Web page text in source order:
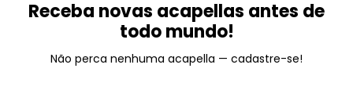
Receba novas acapellas antes de
todo mundo!
Não perca nenhuma acapella — cadastre-se!